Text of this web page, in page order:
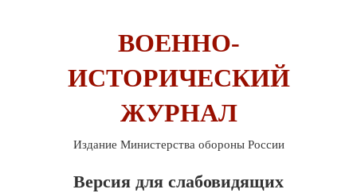
ВОЕННО-
ИСТОРИЧЕСКИЙ
ЖУРНАЛ
Издание Министерства обороны России
Версия для слабовидящих